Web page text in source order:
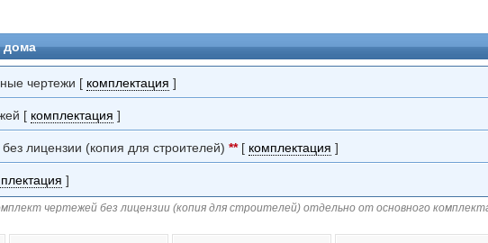
дома
чертежи [ комплектация ]
[ комплектация ]
лицензии (копия для строителей) **[ комплектация ]
]
чертежей без лицензии (копия для строителей) отдельно от основного